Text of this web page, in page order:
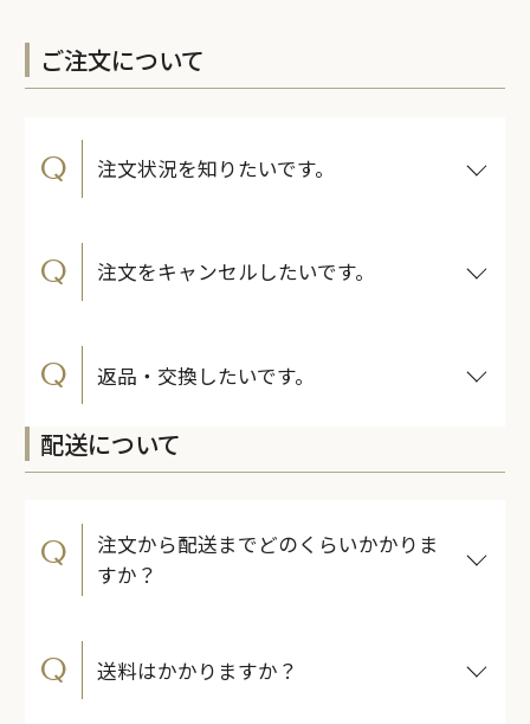
ご注文について
Q 注文状況を知りたいです。
Q 注文をキャンセルしたいです。
Q 返品・交換したいです。
配送について
Q
注文から配送までどのくらいかかりま
すか？
Q 送料はかかりますか？